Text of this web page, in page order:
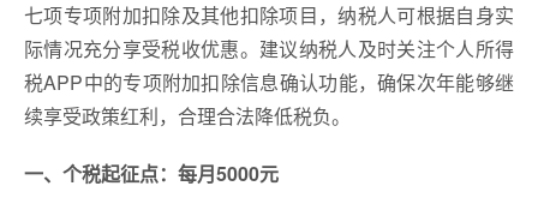
七项专项附加扣除及其他扣除项目，纳税人可根据自身实
际情况充分享受税收优惠。建议纳税人及时关注个人所得
税APP中的专项附加扣除信息确认功能，确保次年能够继
续享受政策红利，合理合法降低税负。
一、个税起征点：每月5000元